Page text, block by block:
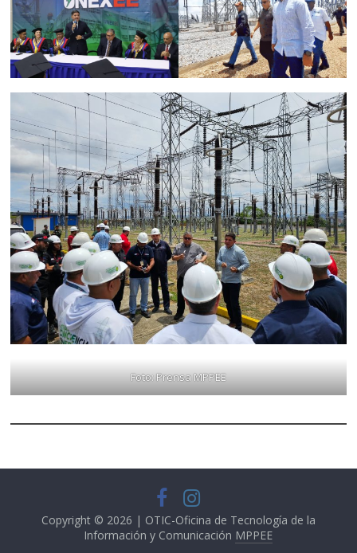
Foto: Prensa MPPEE
Copyright © 2026 | OTIC-Oficina de Tecnología de la
Información y Comunicación MPPEE